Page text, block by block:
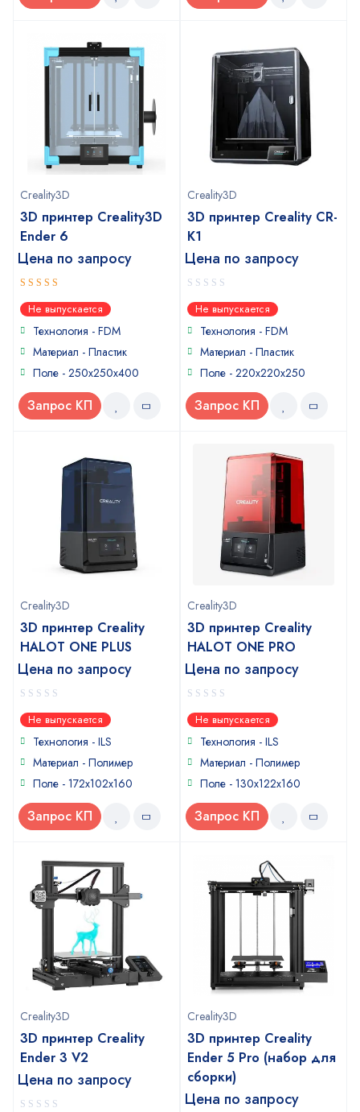
Creality3D
3D принтер Creality3D
Ender 6
Цена по запросу
4out of
5Не выпускается
Технология - FDM
Материал - Пластик
Поле - 250x250x400
Запрос КП
Creality3D
3D принтер Creality CR-
K1
Цена по запросу
0
out
of
Не выпускается
Технология - FDM
Материал - Пластик
Поле - 220x220x250
Запрос КП
Creality3D
3D принтер Creality
HALOT ONE PLUS
Цена по запросу
0
out
of
Не выпускается
Технология - ILS
Материал - Полимер
Поле - 172x102x160
Запрос КП
Creality3D
3D принтер Creality
HALOT ONE PRO
Цена по запросу
0
out
of
Не выпускается
Технология - ILS
Материал - Полимер
Поле - 130x122x160
Запрос КП
Creality3D
3D принтер Creality
Ender 3 V2
Цена по запросу
Creality3D
3D принтер Creality
Ender 5 Pro (набор для
сборки)
Цена по запросу